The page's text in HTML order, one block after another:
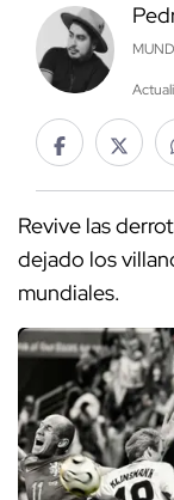
Revive las
dejado los
mundiales.